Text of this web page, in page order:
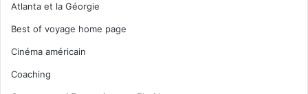
Atlanta et la Géorgie
Best of voyage home page
Cinéma américain
Coaching